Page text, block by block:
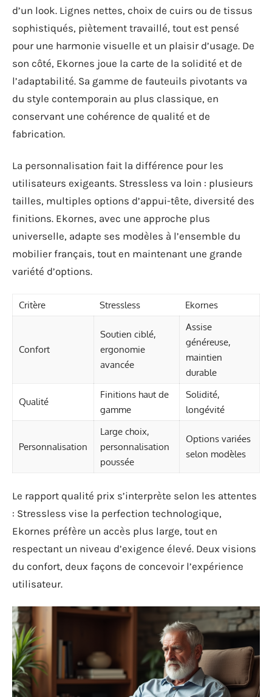
d’un look. Lignes nettes, choix de cuirs ou de tissus
sophistiqués, piètement travaillé, tout est pensé
pour une harmonie visuelle et un plaisir d’usage. De
son côté, Ekornes joue la carte de la solidité et de
l’adaptabilité. Sa gamme de fauteuils pivotants va
du style contemporain au plus classique, en
conservant une cohérence de qualité et de
fabrication.
La personnalisation fait la différence pour les
utilisateurs exigeants. Stressless va loin : plusieurs
tailles, multiples options d’appui-tête, diversité des
finitions. Ekornes, avec une approche plus
universelle, adapte ses modèles à l’ensemble du
mobilier français, tout en maintenant une grande
variété d’options.
Critère Stressless Ekornes
Confort
Soutien ciblé,
ergonomie
avancée
Assise
généreuse,
maintien
durable
Qualité
Finitions haut de
gamme
Solidité,
longévité
Personnalisation
Large choix,
personnalisation
poussée
Options variées
selon modèles
Le rapport qualité prix s’interprète selon les attentes
: Stressless vise la perfection technologique,
Ekornes préfère un accès plus large, tout en
respectant un niveau d’exigence élevé. Deux visions
du confort, deux façons de concevoir l’expérience
utilisateur.